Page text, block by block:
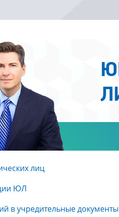
лиц
ЮЛ
в учредительные